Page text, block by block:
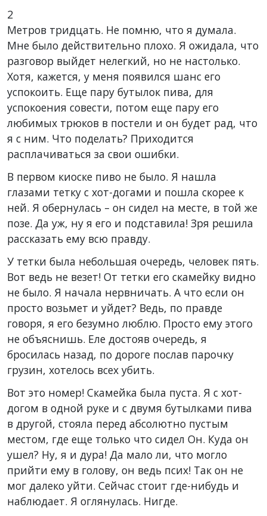
2
Метров тридцать. Не помню, что я думала.
Мне было действительно плохо. Я ожидала, что
разговор выйдет нелегкий, но не настолько.
Хотя, кажется, у меня появился шанс его
успокоить. Еще пару бутылок пива, для
успокоения совести, потом еще пару его
любимых трюков в постели и он будет рад, что
я с ним. Что поделать? Приходится
расплачиваться за свои ошибки.
В первом киоске пиво не было. Я нашла
глазами тетку с хот-догами и пошла скорее к
ней. Я обернулась – он сидел на месте, в той же
позе. Да уж, ну я его и подставила! Зря решила
рассказать ему всю правду.
У тетки была небольшая очередь, человек пять.
Вот ведь не везет! От тетки его скамейку видно
не было. Я начала нервничать. А что если он
просто возьмет и уйдет? Ведь, по правде
говоря, я его безумно люблю. Просто ему этого
не объяснишь. Еле достояв очередь, я
бросилась назад, по дороге послав парочку
грузин, хотелось всех убить.
Вот это номер! Скамейка была пуста. Я с хот-
догом в одной руке и с двумя бутылками пива
в другой, стояла перед абсолютно пустым
местом, где еще только что сидел Он. Куда он
ушел? Ну, я и дура! Да мало ли, что могло
прийти ему в голову, он ведь псих! Так он не
мог далеко уйти. Сейчас стоит где-нибудь и
наблюдает. Я оглянулась. Нигде.